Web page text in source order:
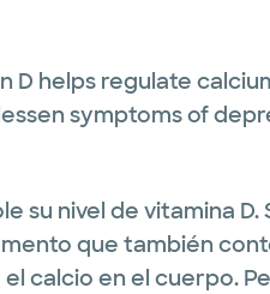
D helps regulate
symptoms of
su nivel de vitamina D.
que también
calcio en el cuerpo.